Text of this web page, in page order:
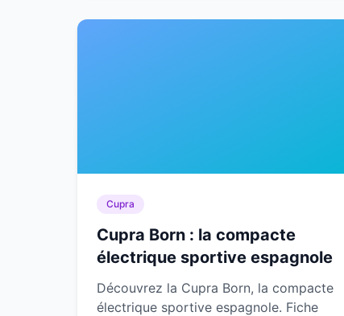
Cupra
Cupra Born : la compacte
électrique sportive espagnole
Découvrez la Cupra Born, la compacte
électrique sportive espagnole. Fiche